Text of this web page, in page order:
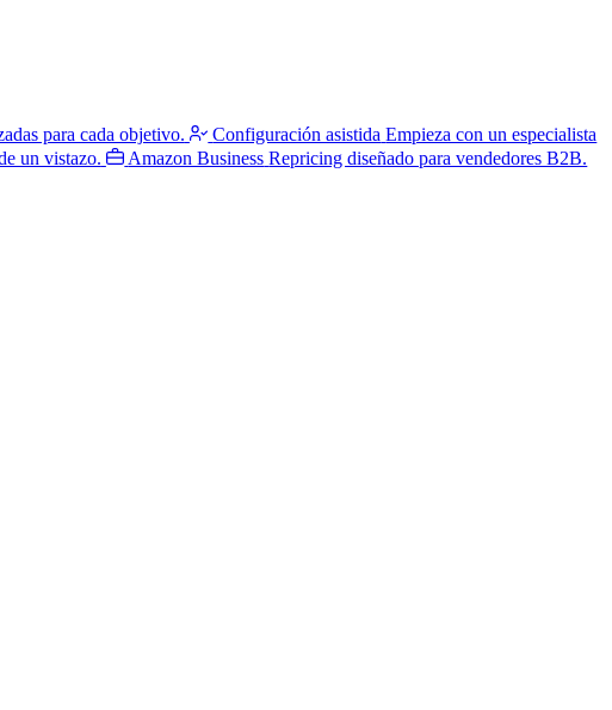
para cada objetivo. Configuración asistida Empieza con un especialista
un vistazo. Amazon Business Repricing diseñado para vendedores B2B.